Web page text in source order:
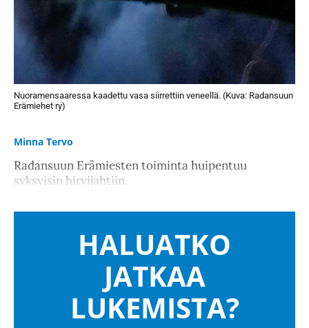
Nuoramensaaressa kaadettu vasa siirrettiin veneellä. (Kuva: Radansuun
Erämiehet ry)
Minna Tervo
Radansuun Erämiesten toiminta huipentuu
syksyisin hirvijahtiin.
HALUATKO
JATKAA
LUKEMISTA?